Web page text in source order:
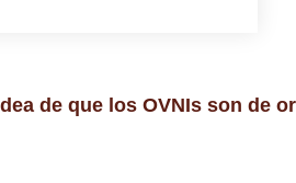
de que los OVNIs son de